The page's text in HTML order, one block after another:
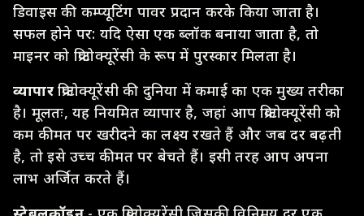
डिवाइस की कम्प्यूटिंग पावर प्रदान करके किया जाता है।
सफल होने पर: यदि ऐसा एक ब्लॉक बनाया जाता है, तो
माइनर को क्रिप्टोक्यूरेंसी के रूप में पुरस्कार मिलता है।
व्यापारक्रिप्टोक्यूरेंसी की दुनिया में कमाई का एक मुख्य तरीका
है। मूलतः, यह नियमित व्यापार है, जहां आप क्रिप्टोक्यूरेंसी को
कम कीमत पर खरीदने का लक्ष्य रखते हैं और जब दर बढ़ती
है, तो इसे उच्च कीमत पर बेचते हैं। इसी तरह आप अपना
लाभ अर्जित करते हैं।